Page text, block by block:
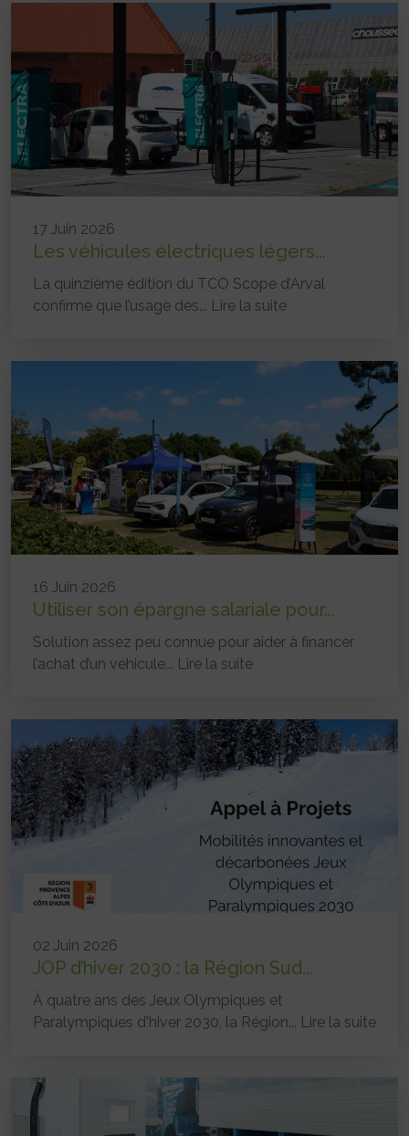
17 Juin 2026
Les véhicules électriques légers...
La quinzième édition du TCO Scope d’Arval
confirme que l’usage des... Lire la suite
16 Juin 2026
Utiliser son épargne salariale pour...
Solution assez peu connue pour aider à financer
l’achat d’un véhicule... Lire la suite
02 Juin 2026
JOP d’hiver 2030 : la Région Sud...
À quatre ans des Jeux Olympiques et
Paralympiques d'hiver 2030, la Région... Lire la suite